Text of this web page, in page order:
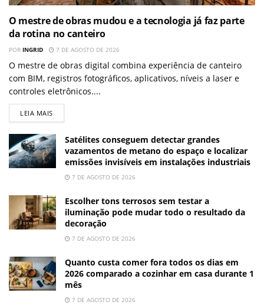
O mestre de obras mudou e a tecnologia já faz parte
da rotina no canteiro
POR INGRID 7 DE AGOSTO DE 2026
O mestre de obras digital combina experiência de canteiro
com BIM, registros fotográficos, aplicativos, níveis a laser e
controles eletrônicos....
LEIA MAIS
Satélites conseguem detectar grandes
vazamentos de metano do espaço e localizar
emissões invisíveis em instalações industriais
7 DE AGOSTO DE 2026
Escolher tons terrosos sem testar a
iluminação pode mudar todo o resultado da
decoração
7 DE AGOSTO DE 2026
Quanto custa comer fora todos os dias em
2026 comparado a cozinhar em casa durante 1
mês
7 DE AGOSTO DE 2026